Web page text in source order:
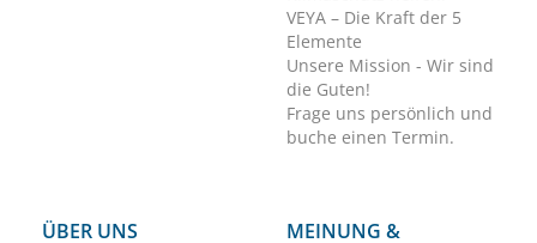
VEYA – Die Kraft der 5
Elemente
Unsere Mission - Wir sind
die Guten!
Frage uns persönlich und
buche einen Termin.
ÜBER UNS MEINUNG &